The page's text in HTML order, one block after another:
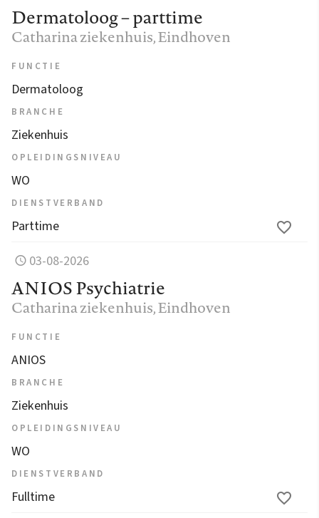
Dermatoloog – parttime
Catharina ziekenhuis, Eindhoven
FUNCTIE
Dermatoloog
BRANCHE
Ziekenhuis
OPLEIDINGSNIVEAU
WO
DIENSTVERBAND
Parttime
03-08-2026
ANIOS Psychiatrie
Catharina ziekenhuis, Eindhoven
FUNCTIE
ANIOS
BRANCHE
Ziekenhuis
OPLEIDINGSNIVEAU
WO
DIENSTVERBAND
Fulltime